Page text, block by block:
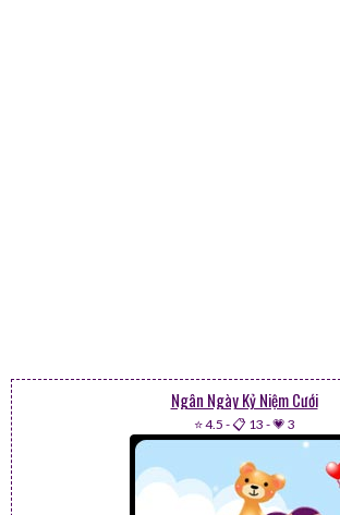
Ngân Ngày Kỷ Niệm Cưới
⭐ 4.5 -📋 13 -💗 3